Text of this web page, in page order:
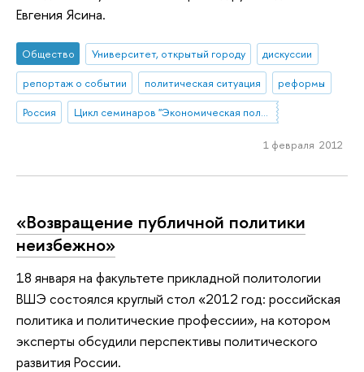
Евгения Ясина.
Общество Университет, открытый городу
дискуссии
репортаж о событии
политическая ситуация
реформы
Россия
Цикл семинаров "Экономическая политика в условиях переходного периода" под руководством Евгения Ясина
1 февраля 2012
«Возвращение публичной политики
неизбежно»
18 января на факультете прикладной политологии
ВШЭ состоялся круглый стол «2012 год: российская
политика и политические профессии», на котором
эксперты обсудили перспективы политического
развития России.